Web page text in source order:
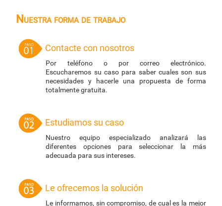
Nuestra forma de trabajo
Contacte con nosotros
Por teléfono o por correo electrónico.
Escucharemos su caso para saber cuales son sus
necesidades y hacerle una propuesta de forma
totalmente gratuita.
Estudiamos su caso
Nuestro equipo especializado analizará las
diferentes opciones para seleccionar la más
adecuada para sus intereses.
Le ofrecemos la solución
Le informamos, sin compromiso, de cual es la mejor